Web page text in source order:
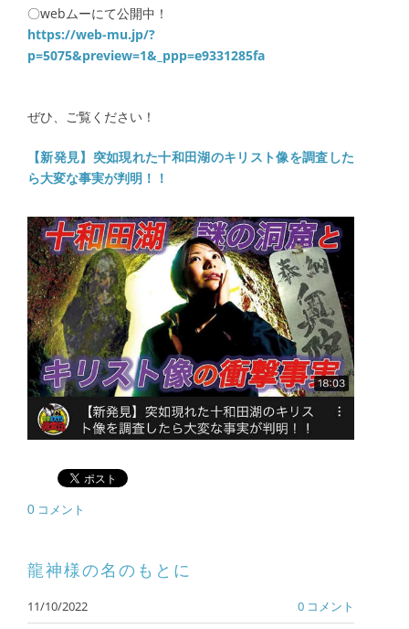
〇webムーにて公開中！
https://web-mu.jp/?
p=5075&preview=1&_ppp=e9331285fa
ぜひ、ご覧ください！
【新発見】突如現れた十和田湖のキリスト像を調査した
ら大変な事実が判明！！
0 コメント
龍神様の名のもとに
11/10/2022 0 コメント